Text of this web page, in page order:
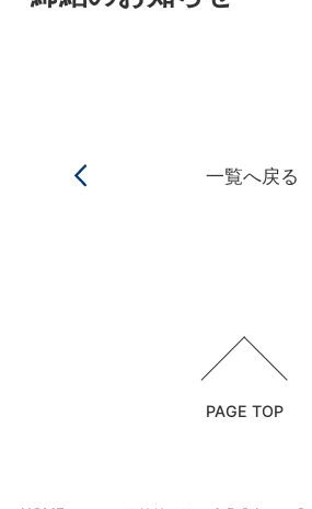
一覧へ戻る
PAGE TOP